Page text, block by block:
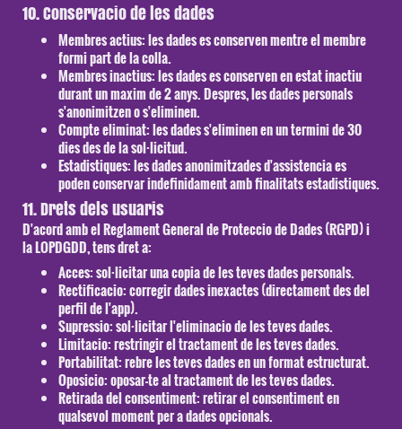
10. Conservacio de les dades
Membres actius:les dades es conserven mentre el membre
formi part de la colla.
Membres inactius:les dades es conserven en estat inactiu
durant un maxim de 2 anys. Despres, les dades personals
s'anonimitzen o s'eliminen.
Compte eliminat:les dades s'eliminen en un termini de 30
dies des de la sol·licitud.
Estadistiques:les dades anonimitzades d'assistencia es
poden conservar indefinidament amb finalitats estadistiques.
11. Drets dels usuaris
D'acord amb el Reglament General de Proteccio de Dades (RGPD) i
la LOPDGDD, tens dret a:
Acces:sol·licitar una copia de les teves dades personals.
Rectificacio:corregir dades inexactes (directament des del
perfil de l'app).
Supressio:sol·licitar l'eliminacio de les teves dades.
Limitacio:restringir el tractament de les teves dades.
Portabilitat:rebre les teves dades en un format estructurat.
Oposicio:oposar-te al tractament de les teves dades.
Retirada del consentiment:retirar el consentiment en
qualsevol moment per a dades opcionals.